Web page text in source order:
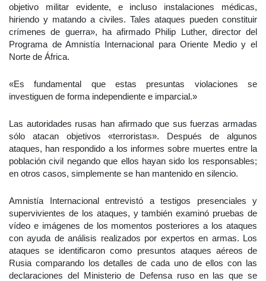
objetivo militar evidente, e incluso instalaciones médicas,
hiriendo y matando a civiles. Tales ataques pueden constituir
crímenes de guerra», ha afirmado Philip Luther, director del
Programa de Amnistía Internacional para Oriente Medio y el
Norte de África.
«Es fundamental que estas presuntas violaciones se
investiguen de forma independiente e imparcial.»
Las autoridades rusas han afirmado que sus fuerzas armadas
sólo atacan objetivos «terroristas». Después de algunos
ataques, han respondido a los informes sobre muertes entre la
población civil negando que ellos hayan sido los responsables;
en otros casos, simplemente se han mantenido en silencio.
Amnistía Internacional entrevistó a testigos presenciales y
supervivientes de los ataques, y también examinó pruebas de
vídeo e imágenes de los momentos posteriores a los ataques
con ayuda de análisis realizados por expertos en armas. Los
ataques se identificaron como presuntos ataques aéreos de
Rusia comparando los detalles de cada uno de ellos con las
declaraciones del Ministerio de Defensa ruso en las que se